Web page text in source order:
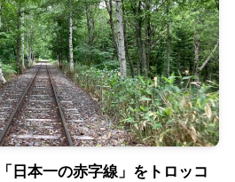
日本一の赤字線」をトロッコ